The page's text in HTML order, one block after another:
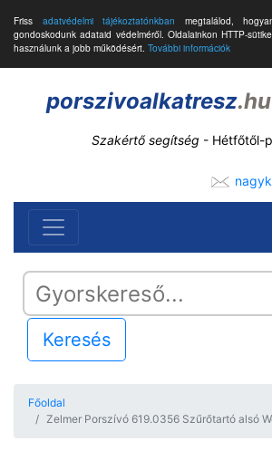
Friss adatvédelmi tájékoztatónkban megtalálod,
gondoskodunk adataid védelméről. Oldalainkon HTTP-
használunk a jobb működésért. További információk
porszivoalkatresz.hu
Szakértő segítség - Hétfőtől-
Keresés
Főoldal
Zelmer Porszívó 619.0356 Szűrőtartó alsó